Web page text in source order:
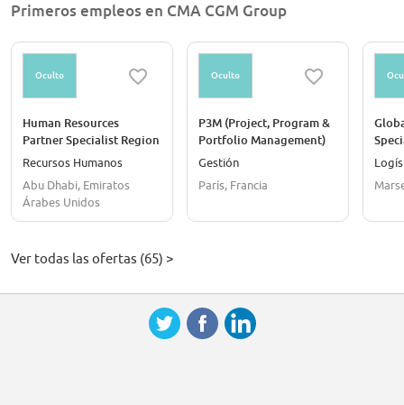
Primeros empleos en CMA CGM Group
Oculto
Human Resources
Partner Specialist Region
IMEEA
Recursos Humanos
Abu Dhabi, Emiratos
Árabes Unidos
Oculto
P3M (Project, Program &
Portfolio Management)
Advisor
Gestión
París, Francia
Ver todas las ofertas (65) >